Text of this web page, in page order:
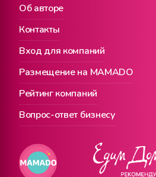
Вход для компаний
Размещение на MAMADO
Об авторе
Рейтинг компаний
Контакты
Вопрос-ответ бизнесу